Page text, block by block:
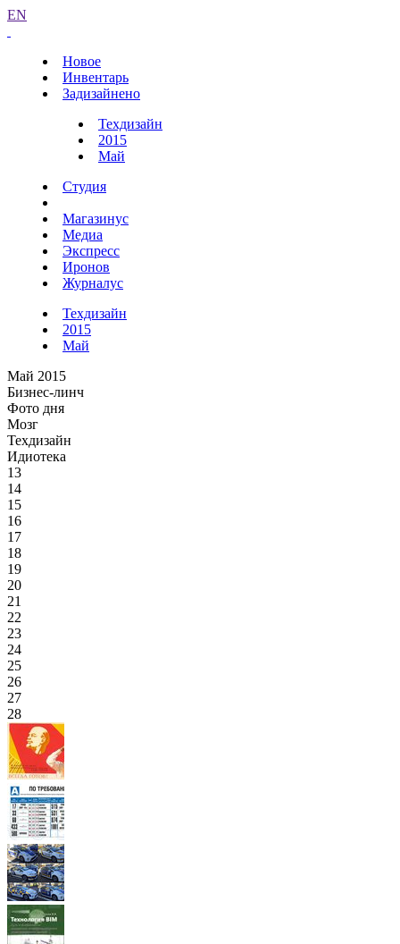
EN
Новое
Инвентарь
Задизайнено
Техдизайн
2015
Май
Студия
Магазинус
Медиа
Экспресс
Иронов
Журналус
Техдизайн
2015
Май
Май 2015
Бизнес-линч
Фото дня
Мозг
Техдизайн
Идиотека
13
14
15
16
17
18
19
20
21
22
23
24
25
26
27
28